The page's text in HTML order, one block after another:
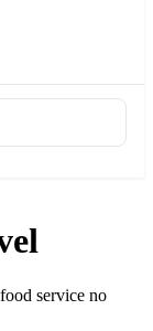
service no